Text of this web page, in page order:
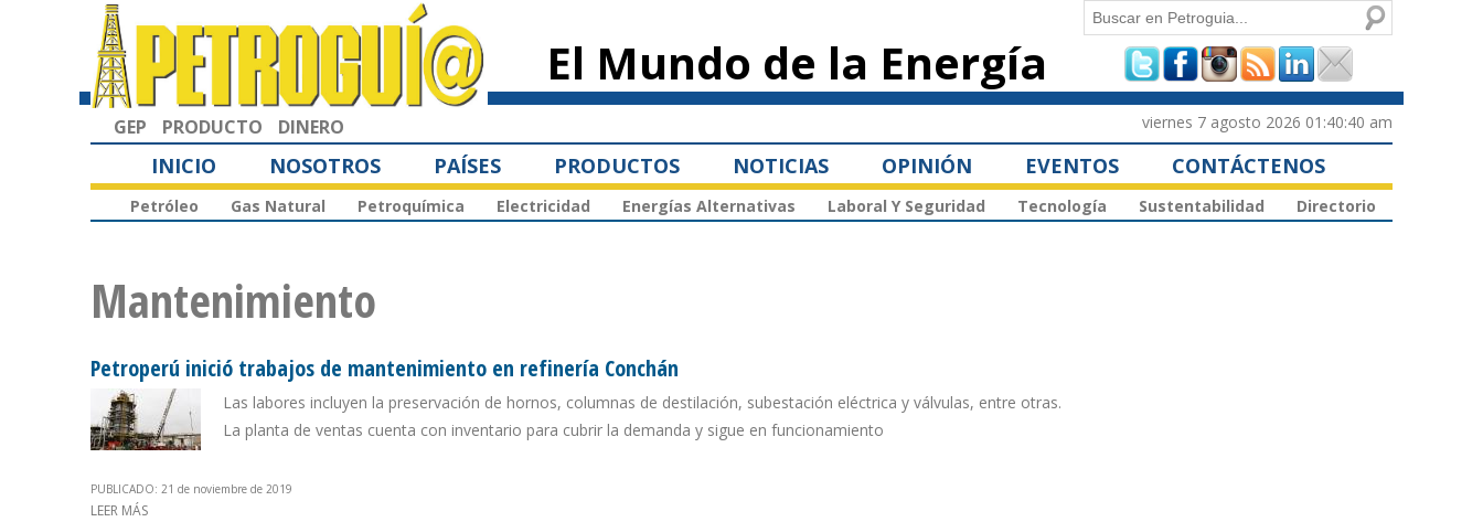
principal
El Mundo de la Energía
Formulario de
búsqueda
Buscar
GEP PRODUCTO DINERO viernes 7 agosto 2026 01:40:40 am
INICIO NOSOTROS PAÍSES PRODUCTOS NOTICIAS OPINIÓN EVENTOS CONTÁCTENOS
Petróleo Gas Natural Petroquímica Electricidad Energías Alternativas Laboral Y Seguridad Tecnología Sustentabilidad Directorio
Mantenimiento
Petroperú inició trabajos de mantenimiento en refinería Conchán
Las labores incluyen la preservación de hornos, columnas de destilación, subestación eléctrica y válvulas, entre otras.
La planta de ventas cuenta con inventario para cubrir la demanda y sigue en funcionamiento
PUBLICADO: 21 de noviembre de 2019
LEER MÁS